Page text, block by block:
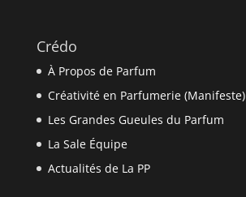
Crédo
À Propos de Parfum
Créativité en Parfumerie (Manifeste)
Les Grandes Gueules du Parfum
La Sale Équipe
Actualités de La PP